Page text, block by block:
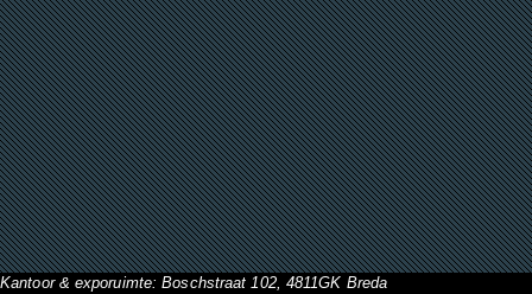
Kantoor & exporuimte: Boschstraat 102, 4811GK Breda